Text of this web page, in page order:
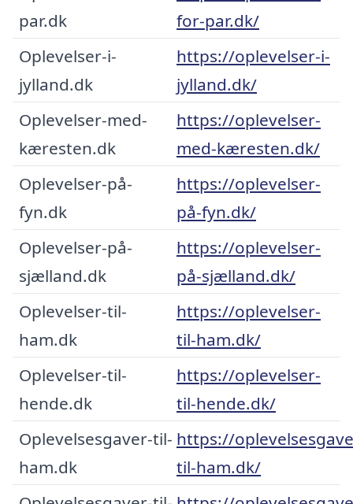
par.dk
for-par.dk/
Oplevelser-i-
jylland.dk
https://oplevelser-i-
jylland.dk/
Oplevelser-med-
kæresten.dk
https://oplevelser-
med-kæresten.dk/
Oplevelser-på-
fyn.dk
https://oplevelser-
på-fyn.dk/
Oplevelser-på-
sjælland.dk
https://oplevelser-
på-sjælland.dk/
Oplevelser-til-
ham.dk
https://oplevelser-
til-ham.dk/
Oplevelser-til-
hende.dk
https://oplevelser-
til-hende.dk/
Oplevelsesgaver-til-
ham.dk
https://
til-ham.dk/